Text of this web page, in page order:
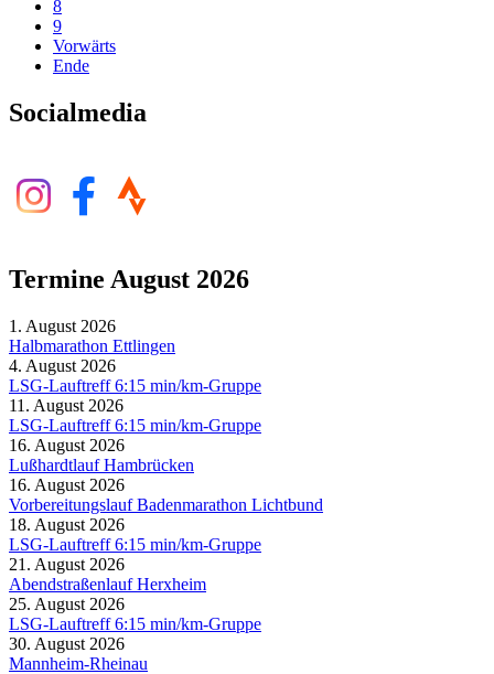
8
9
Vorwärts
Ende
Socialmedia
Termine August 2026
1. August 2026
Halbmarathon Ettlingen
4. August 2026
LSG-Lauftreff 6:15 min/km-Gruppe
11. August 2026
LSG-Lauftreff 6:15 min/km-Gruppe
16. August 2026
Lußhardtlauf Hambrücken
16. August 2026
Vorbereitungslauf Badenmarathon Lichtbund
18. August 2026
LSG-Lauftreff 6:15 min/km-Gruppe
21. August 2026
Abendstraßenlauf Herxheim
25. August 2026
LSG-Lauftreff 6:15 min/km-Gruppe
30. August 2026
Mannheim-Rheinau